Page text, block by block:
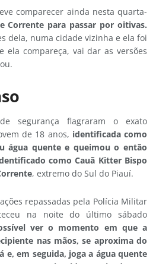
comparecer ainda nesta quarta-
Corrente para passar por oitivas.
dela, numa cidade vizinha e ela foi
ela compareça, vai dar as versões
segurança flagraram o exato
de 18 anos, identificada como
água quente e queimou o então
como Cauã Kitter Bispo
, extremo do Sul do Piauí.
repassadas pela Polícia Militar
na noite do último sábado
ver o momento em que a
nas mãos, se aproxima do
e, em seguida, joga a água quente